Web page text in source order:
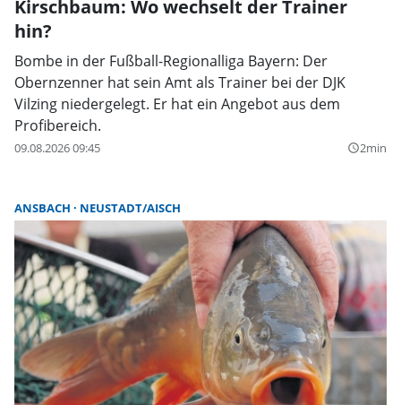
Kirschbaum: Wo wechselt der Trainer
hin?
Bombe in der Fußball-Regionalliga Bayern: Der
Obernzenner hat sein Amt als Trainer bei der DJK
Vilzing niedergelegt. Er hat ein Angebot aus dem
Profibereich.
09.08.2026 09:45 query_builder2min
ANSBACH NEUSTADT/AISCH